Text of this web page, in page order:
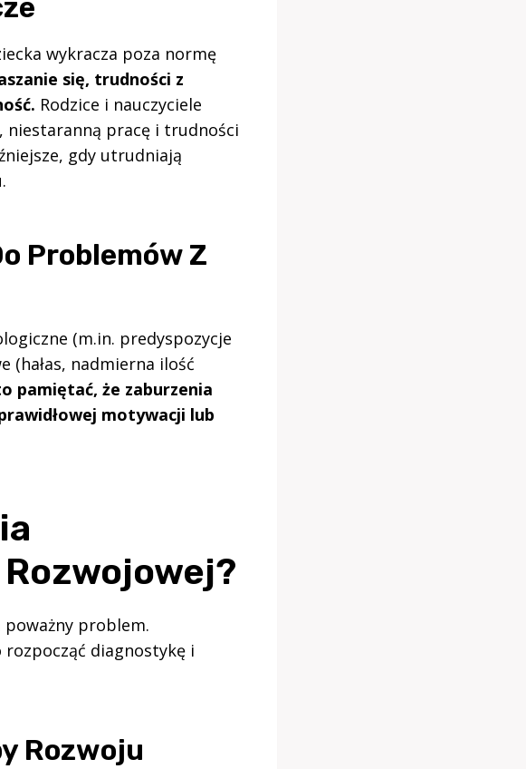
wykracza poza normę
się, trudności z
Rodzice i nauczyciele
niestaranną pracę i trudności
gdy utrudniają
Problemów Z
(m.in. predyspozycje
(hałas, nadmierna ilość
pamiętać, że zaburzenia
motywacji lub
poważny problem.
diagnostykę i
Rozwoju